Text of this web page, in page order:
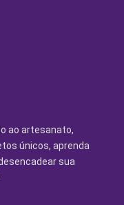
ao artesanato,
únicos, aprenda
sua